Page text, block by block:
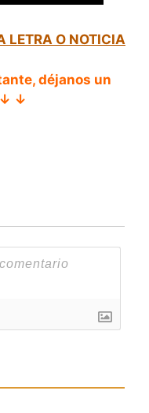
LETRA O NOTICIA
déjanos un
↓ ↓